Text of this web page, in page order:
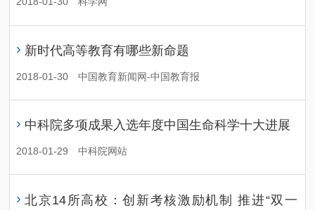
› 新时代高等教育有哪些新命题
2018-01-30 中国教育新闻网-中国教育报
› 中科院多项成果入选年度中国生命科学十大进展
2018-01-29 中科院网站
› 北京14所高校：创新考核激励机制 推进“双一